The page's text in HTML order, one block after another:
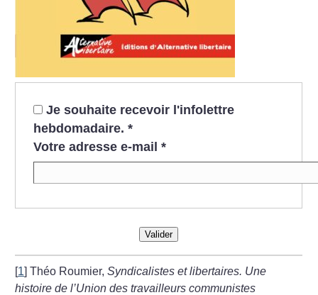
Je souhaite recevoir l'infolettre
hebdomadaire. *
Votre adresse e-mail *
Valider
[1]Théo Roumier,Syndicalistes et libertaires. Une
histoire de l’Union des travailleurs communistes